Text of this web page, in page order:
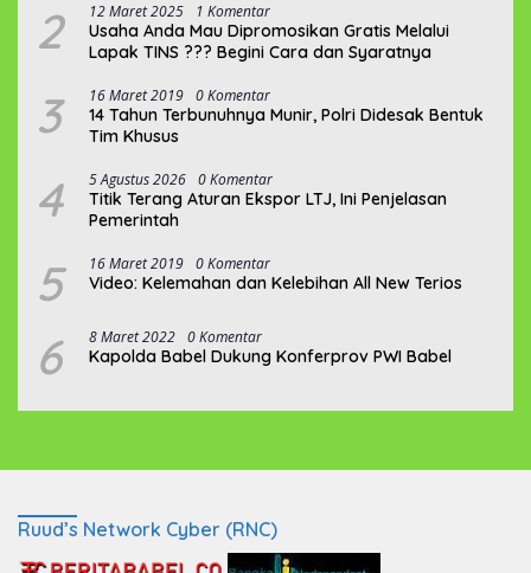
2 12 Maret 2025 1 Komentar
Usaha Anda Mau Dipromosikan Gratis Melalui
Lapak TINS ??? Begini Cara dan Syaratnya
3 16 Maret 2019 0 Komentar
14 Tahun Terbunuhnya Munir, Polri Didesak Bentuk
Tim Khusus
4 5 Agustus 2026 0 Komentar
Titik Terang Aturan Ekspor LTJ, Ini Penjelasan
Pemerintah
5 16 Maret 2019 0 Komentar
Video: Kelemahan dan Kelebihan All New Terios
6 8 Maret 2022 0 Komentar
Kapolda Babel Dukung Konferprov PWI Babel
Ruud’s Network Cyber (RNC)